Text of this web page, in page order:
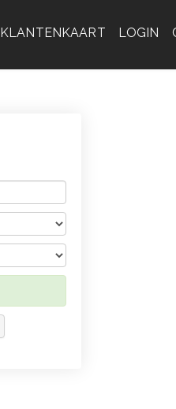
KLANTENKAART LOGIN